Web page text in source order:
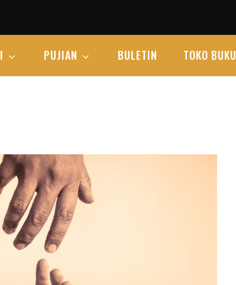
PUJIAN BULETIN TOKO BUKU